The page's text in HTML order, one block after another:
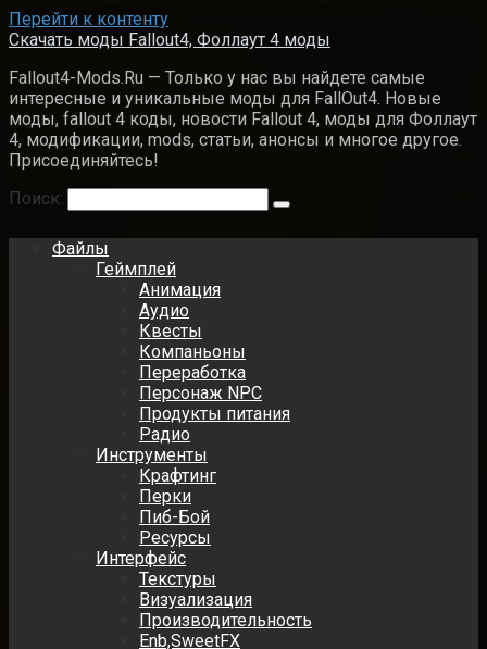
Перейти к контенту
Скачать моды Fallout4, Фоллаут 4 моды
Fallout4-Mods.Ru — Только у нас вы найдете самые
интересные и уникальные моды для FallOut4. Новые
моды, fallout 4 коды, новости Fallout 4, моды для Фоллаут
4, модификации, mods, статьи, анонсы и многое другое.
Присоединяйтесь!
Поиск:
Файлы
Геймплей
Анимация
Аудио
Квесты
Компаньоны
Переработка
Персонаж NPC
Продукты питания
Радио
Инструменты
Крафтинг
Перки
Пиб-Бой
Ресурсы
Интерфейс
Текстуры
Визуализация
Производительность
Enb,SweetFX